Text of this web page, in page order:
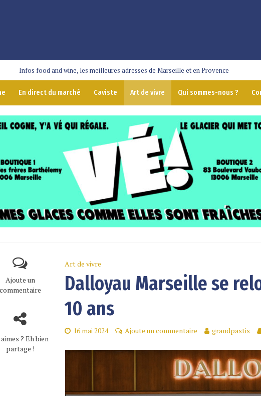
Infos food and wine, les meilleures adresses de Marseille et en Provence
En direct du marché Caviste Art de vivre Qui sommes-nous ?
Ajoute un
commentaire
? Eh bien
partage !
Art de vivre
Dalloyau Marseille se
10 ans
16 mai 2024 Ajoute un commentaire grandpastis